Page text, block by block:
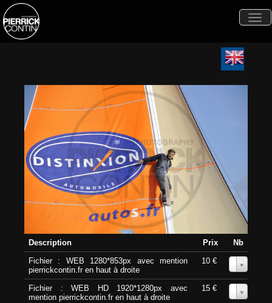
Description Prix
Nb
Fichier : WEB 1280*853px avec mention
pierrickcontin.fr en haut à droite
10 €
Fichier : WEB HD 1920*1280px avec
mention pierrickcontin.fr en haut à droite
15 €